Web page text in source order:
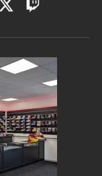
TwitterTwitch